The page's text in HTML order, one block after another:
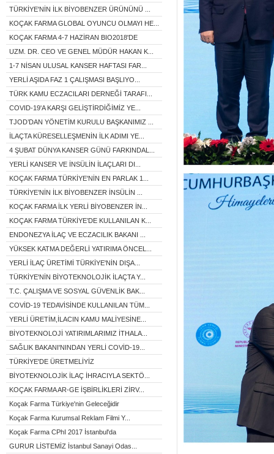
TÜRKİYE'NİN İLK BİYOBENZER ÜRÜNÜNÜ ...
KOÇAK FARMA GLOBAL OYUNCU OLMAYI HE...
KOÇAK FARMA 4-7 HAZİRAN BIO2018'DE
UZM. DR. CEO VE GENEL MÜDÜR HAKAN K...
1-7 NİSAN ULUSAL KANSER HAFTASI FAR...
YERLİ AŞIDA FAZ 1 ÇALIŞMASI BAŞLIYO...
TÜRK KAMU ECZACILARI DERNEĞİ TARAFI...
COVID-19'A KARŞI GELİŞTİRDİĞİMİZ YE...
TJOD’DAN YÖNETİM KURULU BAŞKANIMIZ ...
İLAÇTA KÜRESELLEŞMENİN İLK ADIMI YE...
4 ŞUBAT DÜNYA KANSER GÜNÜ FARKINDAL...
YERLİ KANSER VE İNSÜLİN İLAÇLARI DI...
KOÇAK FARMA TÜRKİYE'NİN EN PARLAK 1...
TÜRKİYE’NİN İLK BİYOBENZER İNSÜLİN ...
KOÇAK FARMA İLK YERLİ BİYOBENZER İN...
KOÇAK FARMA TÜRKİYE’DE KULLANILAN K...
ENDONEZYA İLAÇ VE ECZACILIK BAKANI ...
YÜKSEK KATMA DEĞERLİ YATIRIMA ÖNCEL...
YERLİ İLAÇ ÜRETİMİ TÜRKİYE'NİN DIŞA...
TÜRKİYE'NİN BİYOTEKNOLOJİK İLAÇTA Y...
T.C. ÇALIŞMA VE SOSYAL GÜVENLİK BAK...
COVİD-19 TEDAVİSİNDE KULLANILAN TÜM...
YERLİ ÜRETİM,İLACIN KAMU MALİYESİNE...
BİYOTEKNOLOJİ YATIRIMLARIMIZ İTHALA...
SAĞLIK BAKANI'NINDAN YERLİ COVİD-19...
TÜRKİYE'DE ÜRETMELİYİZ
BİYOTEKNOLOJİK İLAÇ İHRACIYLA SEKTÖ...
KOÇAK FARMA AR-GE İŞBİRLİKLERİ ZİRV...
Koçak Farma Türkiye'nin Geleceğidir
Koçak Farma Kurumsal Reklam Filmi Y...
Koçak Farma CPhI 2017 İstanbul'da
GURUR LİSTEMİZ İstanbul Sanayi Odas...